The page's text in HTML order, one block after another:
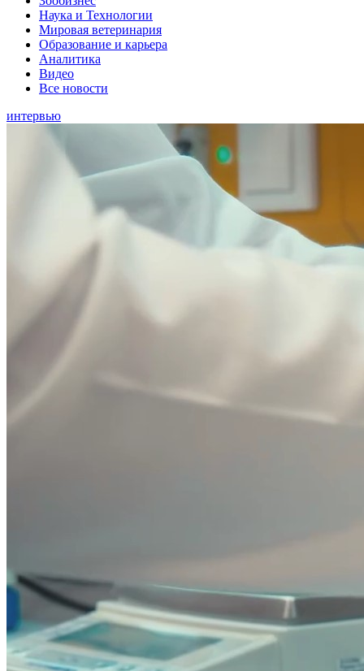
Наука и Технологии
Мировая ветеринария
Образование и карьера
Аналитика
Видео
Все новости
интервью